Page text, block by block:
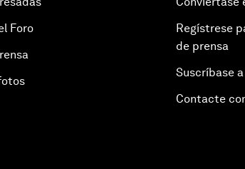
Foro
Regístrese
de prensa
Suscríbase
Contacte